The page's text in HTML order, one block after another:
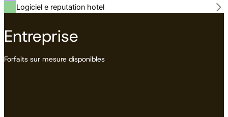
Logiciel e reputation hotel
Entreprise
Forfaits sur mesure disponibles